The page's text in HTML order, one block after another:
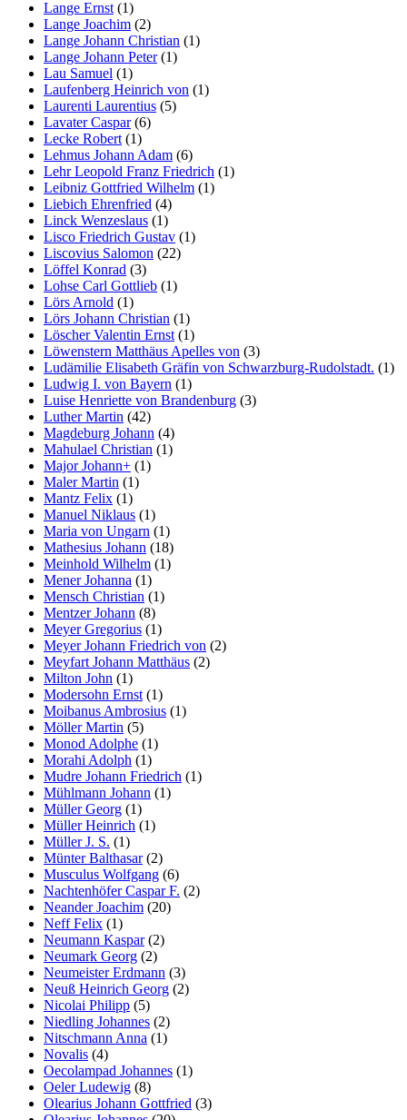
Lange Ernst (1)
Lange Joachim (2)
Lange Johann Christian (1)
Lange Johann Peter(1)
Lau Samuel (1)
Laufenberg Heinrich von (1)
Laurenti Laurentius (5)
Lavater Caspar(6)
Lecke Robert (1)
Lehmus Johann Adam (6)
Lehr Leopold Franz Friedrich (1)
Leibniz Gottfried Wilhelm (1)
Liebich Ehrenfried (4)
Linck Wenzeslaus (1)
Lisco Friedrich Gustav (1)
Liscovius Salomon (22)
Löffel Konrad (3)
Lohse Carl Gottlieb (1)
Lörs Arnold (1)
Lörs Johann Christian (1)
Löscher Valentin Ernst (1)
Löwenstern Matthäus Apelles von (3)
Ludämilie Elisabeth Gräfin von Schwarzburg-Rudolstadt. (1)
Ludwig I. von Bayern (1)
Luise Henriette von Brandenburg (3)
Luther Martin (42)
Magdeburg Johann (4)
Mahulael Christian (1)
Major Johann+ (1)
Maler Martin (1)
Mantz Felix (1)
Manuel Niklaus (1)
Maria von Ungarn (1)
Mathesius Johann (18)
Meinhold Wilhelm (1)
Mener Johanna (1)
Mensch Christian (1)
Mentzer Johann (8)
Meyer Gregorius (1)
Meyer Johann Friedrich von (2)
Meyfart Johann Matthäus (2)
Milton John (1)
Modersohn Ernst (1)
Moibanus Ambrosius (1)
Möller Martin (5)
Monod Adolphe (1)
Morahi Adolph (1)
Mudre Johann Friedrich (1)
Mühlmann Johann (1)
Müller Georg (1)
Müller Heinrich (1)
Müller J. S. (1)
Münter Balthasar(2)
Musculus Wolfgang (6)
Nachtenhöfer Caspar F. (2)
Neander Joachim (20)
Neff Felix (1)
Neumann Kaspar(2)
Neumark Georg (2)
Neumeister Erdmann (3)
Neuß Heinrich Georg (2)
Nicolai Philipp (5)
Niedling Johannes (2)
Nitschmann Anna (1)
Novalis (4)
Oecolampad Johannes (1)
Oeler Ludewig (8)
Olearius Johann Gottfried (3)